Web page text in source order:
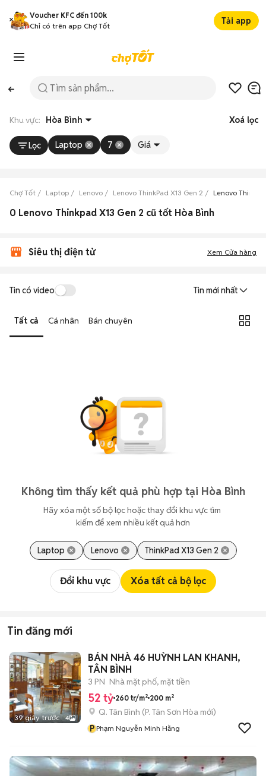
Voucher KFC đến 100k
Chỉ có trên app Chợ Tốt
Tải app
Khu vực: Hòa Bình Xoá lọc
Lọc Laptop 7 Giá
Chợ Tốt Laptop Lenovo Lenovo ThinkPad X13 Gen 2 Lenovo
0 Lenovo Thinkpad X13 Gen 2 cũ tốt Hòa Bình
Siêu thị điện tử Xem Cửa hàng
Tin có video Tin mới nhất
Tất cả Cá nhân Bán chuyên
Không tìm thấy kết quả phù hợp tại Hòa Bình
Hãy xóa một số bộ lọc hoặc thay đổi khu vực tìm
kiếm để xem nhiều kết quả hơn
Laptop Lenovo ThinkPad X13 Gen 2
Đổi khu vực Xóa tất cả bộ lọc
Tin đăng mới
39 giây trước 4
BÁN NHÀ 46 HUỲNH LAN KHANH,
TÂN BÌNH
3 PN Nhà mặt phố, mặt tiền
52 tỷ 260 tr/m² 200 m²
Q. Tân Bình (P. Tân Sơn Hòa mới)
P Phạm Nguyễn Minh Hằng